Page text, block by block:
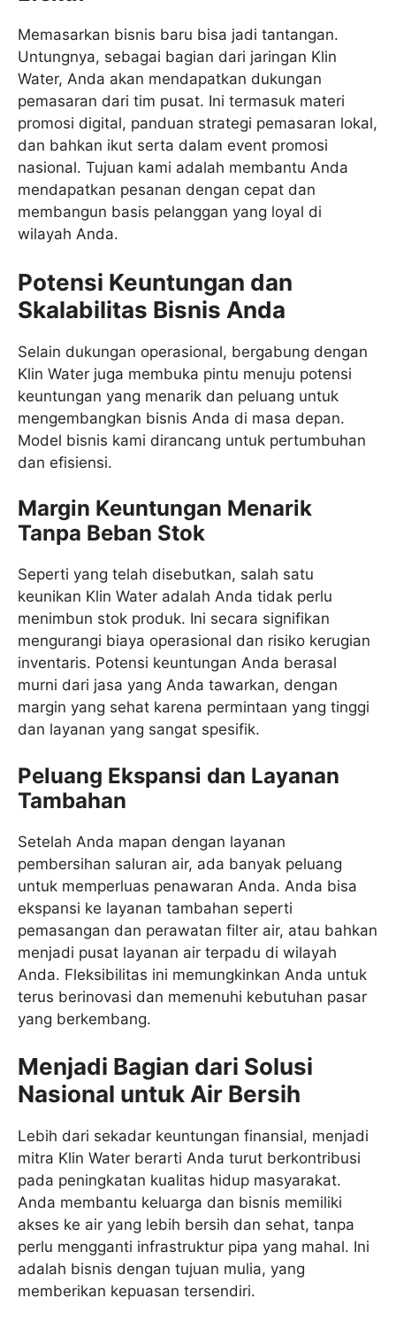
Memasarkan bisnis baru bisa jadi tantangan.
Untungnya, sebagai bagian dari jaringan Klin
Water, Anda akan mendapatkan dukungan
pemasaran dari tim pusat. Ini termasuk materi
promosi digital, panduan strategi pemasaran lokal,
dan bahkan ikut serta dalam event promosi
nasional. Tujuan kami adalah membantu Anda
mendapatkan pesanan dengan cepat dan
membangun basis pelanggan yang loyal di
wilayah Anda.
Potensi Keuntungan dan
Skalabilitas Bisnis Anda
Selain dukungan operasional, bergabung dengan
Klin Water juga membuka pintu menuju potensi
keuntungan yang menarik dan peluang untuk
mengembangkan bisnis Anda di masa depan.
Model bisnis kami dirancang untuk pertumbuhan
dan efisiensi.
Margin Keuntungan Menarik
Tanpa Beban Stok
Seperti yang telah disebutkan, salah satu
keunikan Klin Water adalah Anda tidak perlu
menimbun stok produk. Ini secara signifikan
mengurangi biaya operasional dan risiko kerugian
inventaris. Potensi keuntungan Anda berasal
murni dari jasa yang Anda tawarkan, dengan
margin yang sehat karena permintaan yang tinggi
dan layanan yang sangat spesifik.
Peluang Ekspansi dan Layanan
Tambahan
Setelah Anda mapan dengan layanan
pembersihan saluran air, ada banyak peluang
untuk memperluas penawaran Anda. Anda bisa
ekspansi ke layanan tambahan seperti
pemasangan dan perawatan filter air, atau bahkan
menjadi pusat layanan air terpadu di wilayah
Anda. Fleksibilitas ini memungkinkan Anda untuk
terus berinovasi dan memenuhi kebutuhan pasar
yang berkembang.
Menjadi Bagian dari Solusi
Nasional untuk Air Bersih
Lebih dari sekadar keuntungan finansial, menjadi
mitra Klin Water berarti Anda turut berkontribusi
pada peningkatan kualitas hidup masyarakat.
Anda membantu keluarga dan bisnis memiliki
akses ke air yang lebih bersih dan sehat, tanpa
perlu mengganti infrastruktur pipa yang mahal. Ini
adalah bisnis dengan tujuan mulia, yang
memberikan kepuasan tersendiri.